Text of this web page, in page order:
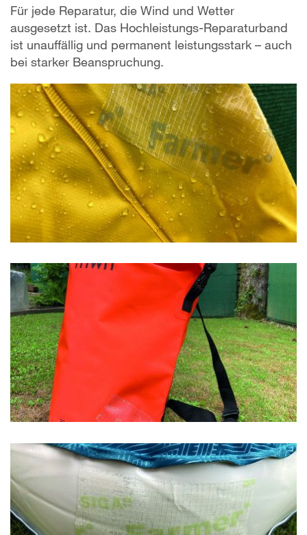
Für jede Reparatur, die Wind und Wetter
ausgesetzt ist. Das Hochleistungs-Reparaturband
ist unauffällig und permanent leistungsstark – auch
bei starker Beanspruchung.